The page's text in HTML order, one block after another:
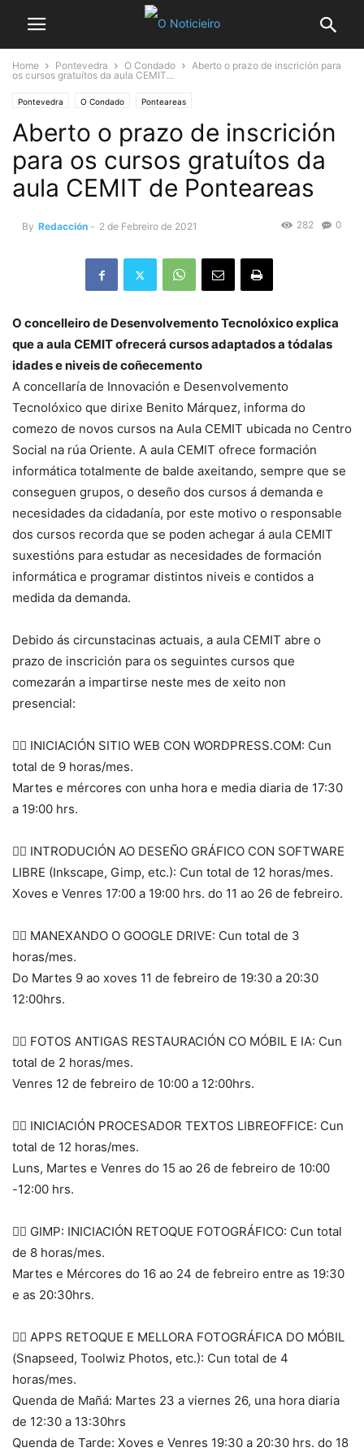
Home Pontevedra O Condado
Aberto o prazo de inscrición para
os cursos gratuítos da aula CEMIT...
Pontevedra O Condado Ponteareas
Aberto o prazo de inscrición
para os cursos gratuítos da
aula CEMIT de Ponteareas
By Redacción - 2 de Febreiro de 2021 0
282
O concelleiro de Desenvolvemento Tecnolóxico explica
que a aula CEMIT ofrecerá cursos adaptados a tódalas
idades e niveis de coñecemento
A concellaría de Innovación e Desenvolvemento
Tecnolóxico que dirixe Benito Márquez, informa do
comezo de novos cursos na Aula CEMIT ubicada no Centro
Social na rúa Oriente. A aula CEMIT ofrece formación
informática totalmente de balde axeitando, sempre que se
conseguen grupos, o deseño dos cursos á demanda e
necesidades da cidadanía, por este motivo o responsable
dos cursos recorda que se poden achegar á aula CEMIT
suxestións para estudar as necesidades de formación
informática e programar distintos niveis e contidos a
medida da demanda.
Debido ás circunstacinas actuais, a aula CEMIT abre o
prazo de inscrición para os seguintes cursos que
comezarán a impartirse neste mes de xeito non
presencial:
 INICIACIÓN SITIO WEB CON WORDPRESS.COM: Cun
total de 9 horas/mes.
Martes e mércores con unha hora e media diaria de 17:30
a 19:00 hrs.
 INTRODUCIÓN AO DESEÑO GRÁFICO CON SOFTWARE
LIBRE (Inkscape, Gimp, etc.): Cun total de 12 horas/mes.
Xoves e Venres 17:00 a 19:00 hrs. do 11 ao 26 de febreiro.
 MANEXANDO O GOOGLE DRIVE: Cun total de 3
horas/mes.
Do Martes 9 ao xoves 11 de febreiro de 19:30 a 20:30
12:00hrs.
 FOTOS ANTIGAS RESTAURACIÓN CO MÓBIL E IA: Cun
total de 2 horas/mes.
Venres 12 de febreiro de 10:00 a 12:00hrs.
 INICIACIÓN PROCESADOR TEXTOS LIBREOFFICE: Cun
total de 12 horas/mes.
Luns, Martes e Venres do 15 ao 26 de febreiro de 10:00
-12:00 hrs.
 GIMP: INICIACIÓN RETOQUE FOTOGRÁFICO: Cun total
de 8 horas/mes.
Martes e Mércores do 16 ao 24 de febreiro entre as 19:30
e as 20:30hrs.
 APPS RETOQUE E MELLORA FOTOGRÁFICA DO MÓBIL
(Snapseed, Toolwiz Photos, etc.): Cun total de 4
horas/mes.
Quenda de Mañá: Martes 23 a viernes 26, una hora diaria
de 12:30 a 13:30hrs
Quenda de Tarde: Xoves e Venres 19:30 a 20:30 hrs. do 18